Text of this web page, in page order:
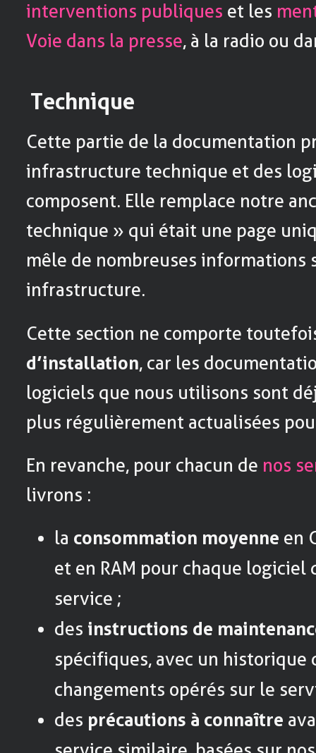
interventions publiques et les
Voie dans la presse, à la radio ou
Technique
Cette partie de la documentation
infrastructure technique et des
composent. Elle remplace notre
technique » qui était une page
mêle de nombreuses informations
infrastructure.
Cette section ne comporte
d’installation, car les
logiciels que nous utilisons sont
plus régulièrement actualisées
En revanche, pour chacun de nos
livrons :
la consommation moyenne en
et en RAM pour chaque logiciel
service ;
des instructions de
spécifiques, avec un historique
changements opérés sur le
des précautions à connaître